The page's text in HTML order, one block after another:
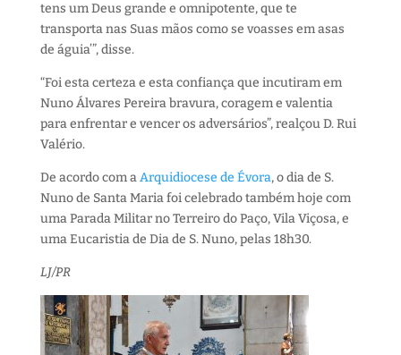
tens um Deus grande e omnipotente, que te
transporta nas Suas mãos como se voasses em asas
de águia’”, disse.
“Foi esta certeza e esta confiança que incutiram em
Nuno Álvares Pereira bravura, coragem e valentia
para enfrentar e vencer os adversários”, realçou D. Rui
Valério.
De acordo com aArquidiocese de Évora, o dia de S.
Nuno de Santa Maria foi celebrado também hoje com
uma Parada Militar no Terreiro do Paço, Vila Viçosa, e
uma Eucaristia de Dia de S. Nuno, pelas 18h30.
LJ/PR